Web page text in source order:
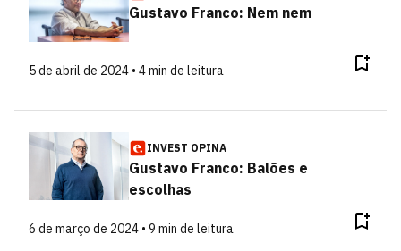
Gustavo Franco: Nem nem
5 de abril de 2024 • 4 min de leitura
INVEST OPINA
Gustavo Franco: Balões e
escolhas
6 de março de 2024 • 9 min de leitura